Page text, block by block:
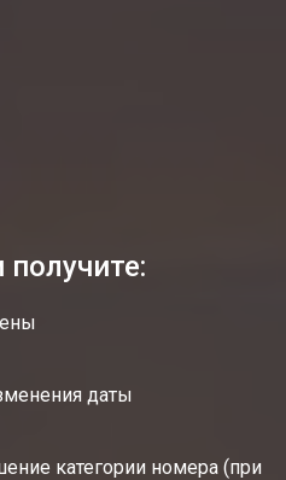
получите:
даты
категории номера (при